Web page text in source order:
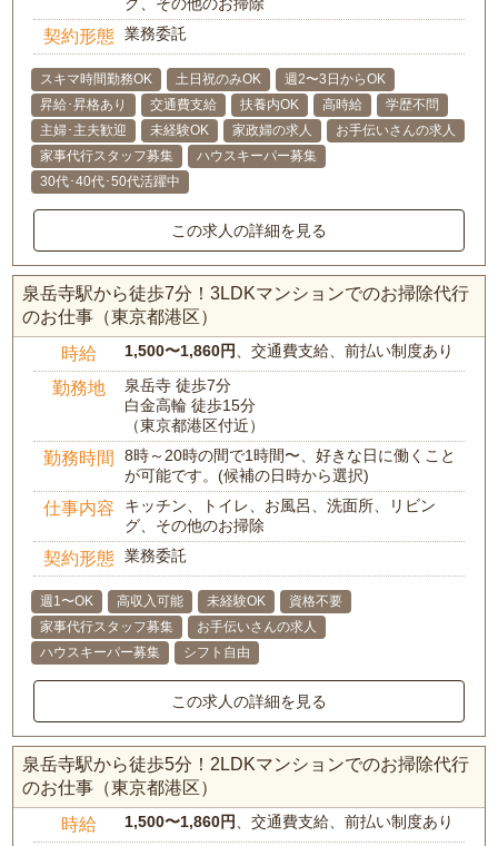
グ、その他のお掃除
契約形態 業務委託
スキマ時間勤務OK 土日祝のみOK
週2〜3日からOK
昇給･昇格あり
交通費支給 扶養内OK 高時給
学歴不問
主婦･主夫歓迎
未経験OK 家政婦の求人
お手伝いさんの求人
家事代行スタッフ募集
ハウスキーパー募集
30代･40代･50代活躍中
この求人の詳細を見る
泉岳寺駅から徒歩7分！3LDKマンションでのお掃除代行
のお仕事（東京都港区）
時給 1,500〜1,860円、交通費支給、前払い制度あり
勤務地
泉岳寺 徒歩7分
白金高輪 徒歩15分
（東京都港区付近）
勤務時間
8時～20時の間で1時間〜、好きな日に働くこと
が可能です。(候補の日時から選択)
仕事内容
キッチン、トイレ、お風呂、洗面所、リビン
グ、その他のお掃除
契約形態 業務委託
週1〜OK 高収入可能 未経験OK
資格不要
家事代行スタッフ募集
お手伝いさんの求人
ハウスキーパー募集
シフト自由
この求人の詳細を見る
泉岳寺駅から徒歩5分！2LDKマンションでのお掃除代行
のお仕事（東京都港区）
時給 1,500〜1,860円、交通費支給、前払い制度あり